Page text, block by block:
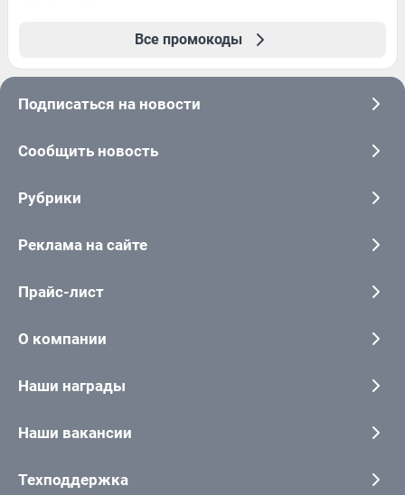
Все промокоды
Подписаться на новости
Сообщить новость
Рубрики
Реклама на сайте
Прайс-лист
О компании
Наши награды
Наши вакансии
Техподдержка